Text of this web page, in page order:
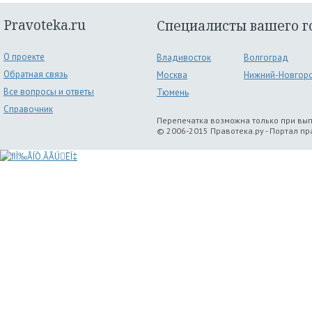
Pravoteka.ru
О проекте
Обратная связь
Все вопросы и ответы
Справочник
Специалисты вашего
Владивосток
Волгоград
Москва
Нижний-
Тюмень
Перепечатка возможна только при
© 2006-2015 Правотека.ру - Портал